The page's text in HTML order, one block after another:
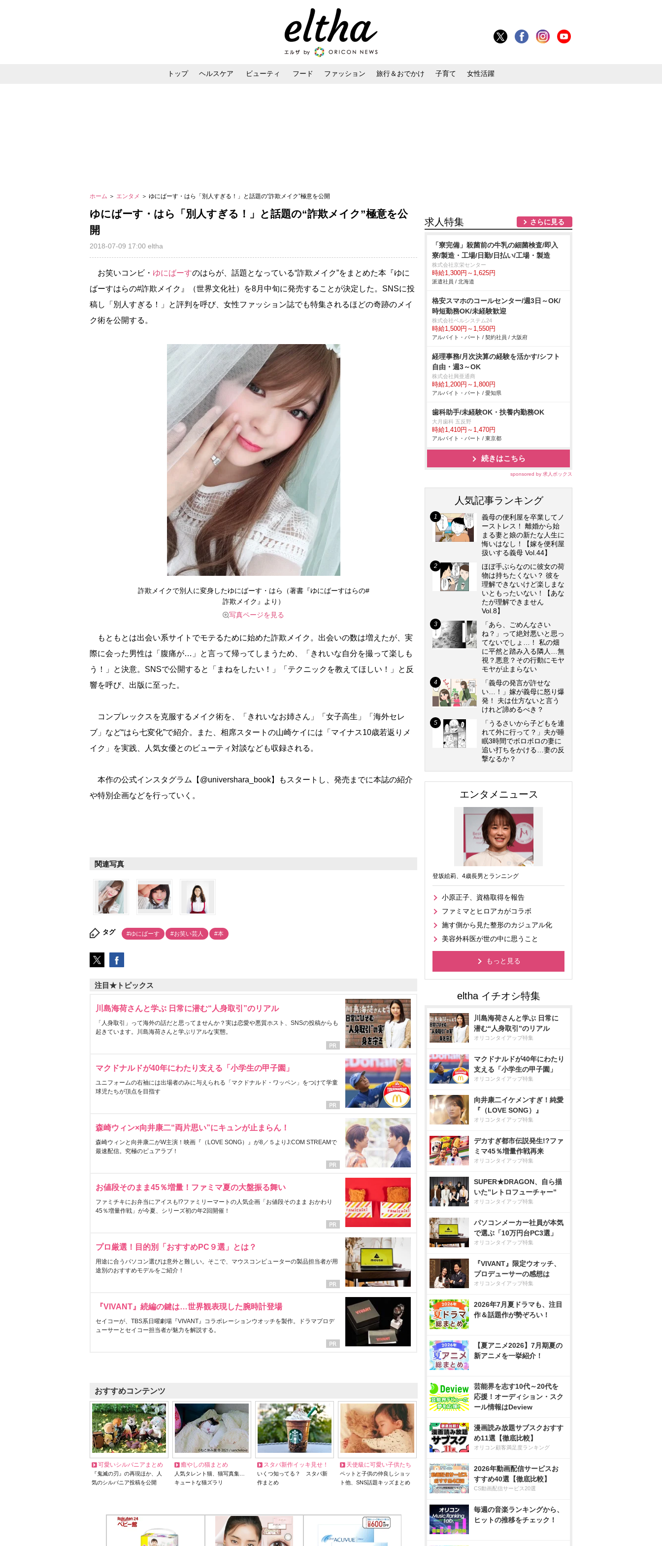
トップ ヘルスケア ビューティ フード ファッション 旅行＆おでかけ 子育て 女性活躍
ホーム ＞ エンタメ ＞ ゆにばーす・はら「別人すぎる！」と話題の“詐欺メイク”極意を公開
ゆにばーす・はら「別人すぎる！」と話題の“詐欺メイク”極意を公
開
2018-07-09 17:00 eltha
お笑いコンビ・ ゆにばーすのはらが、話題となっている“詐欺メイク”をまとめた本『ゆに
ばーすはらの#詐欺メイク』（世界文化社）を8月中旬に発売することが決定した。SNSに投
稿し「別人すぎる！」と評判を呼び、女性ファッション誌でも特集されるほどの奇跡のメイ
ク術を公開する。
詐欺メイクで別人に変身したゆにばーす・はら（著書『ゆにばーすはらの#
詐欺メイク』より）
写真ページを見る
もともとは出会い系サイトでモテるために始めた詐欺メイク。出会いの数は増えたが、実
際に会った男性は「腹痛が…」と言って帰ってしまうため、「きれいな自分を撮って楽しも
う！」と決意。SNSで公開すると「まねをしたい！」「テクニックを教えてほしい！」と反
響を呼び、出版に至った。
コンプレックスを克服するメイク術を、「きれいなお姉さん」「女子高生」「海外セレ
ブ」など“はら七変化”で紹介。また、相席スタートの山崎ケイには「マイナス10歳若返りメ
イク」を実践、人気女優とのビューティ対談なども収録される。
本作の公式インスタグラム【@univershara_book】もスタートし、発売までに本誌の紹介
特別企画などを行っていく。
関連写真
タグ #ゆにばーす #お笑い芸人 #本
注目★トピックス
川島海荷さんと学ぶ 日常に潜む“人身取引”のリアル
「人身取引」って海外の話だと思ってませんか？実は恋愛や悪質ホスト、SNSの投稿からも
起きています。川島海荷さんと学ぶリアルな実態。
マクドナルドが40年にわたり支える「小学生の甲子園」
ユニフォームの右袖には出場者のみに与えられる「マクドナルド・ワッペン」をつけて学童
球児たちが頂点を目指す
森崎ウィン×向井康二“両片思い”にキュンが止まらん！
森崎ウィンと向井康二がW主演！映画『（LOVE SONG）』が8／５よりJ:COM STREAMで
最速配信。究極のピュアラブ！
お値段そのまま45％増量！ファミマ夏の大盤振る舞い
ファミチキにお弁当にアイスも!?ファミリーマートの人気企画「お値段そのまま おかわり
45％増量作戦」が今夏、シリーズ初の年2回開催！
プロ厳選！目的別「おすすめPC９選」とは？
用途に合うパソコン選びは意外と難しい。そこで、マウスコンピューターの製品担当者が用
途別のおすすめモデルをご紹介！
『VIVANT』続編の鍵は…世界観表現した腕時計登場
セイコーが、TBS系日曜劇場『VIVANT』コラボレーションウオッチを製作。ドラマプロデ
ューサーとセイコー担当者が魅力を解説する。
おすすめコンテンツ
可愛いシルバニアまとめ
『鬼滅の刃』の再現ほか、人
気のシルバニア投稿を公開
癒やしの猫まとめ
人気タレント猫、猫写真集…
キュートな猫ズラリ
スタバ新作イッキ見せ！
いくつ知ってる？ スタバ新
作まとめ
天使級に可愛い子供たち
ペットと子供の仲良しショッ
ト他、SNS話題キッズまとめ
求人特集 さらに見る
「寮完備」殺菌前の牛乳の細菌検査/即入
寮/製造・工場/日勤/日払い/工場・製造
株式会社京栄センター
時給1,300円～1,625円
派遣社員 / 北海道
格安スマホのコールセンター/週3日～OK/
時短勤務OK/未経験歓迎
株式会社ベルシステム24
時給1,500円～1,550円
アルバイト・パート / 契約社員 / 大阪府
経理事務/月次決算の経験を活かす/シフト
自由・週3～OK
株式会社興亜通商
時給1,200円～1,800円
アルバイト・パート / 愛知県
歯科助手/未経験OK・扶養内勤務OK
大月歯科 五反野
時給1,410円～1,470円
アルバイト・パート / 東京都
続きはこちら
sponsored by 求人ボックス
人気記事ランキング
義母の便利屋を卒業してノ
ーストレス！ 離婚から始
まる妻と娘の新たな人生に
悔いはなし！【嫁を便利屋
扱いする義母 Vol.44】
ほぼ手ぶらなのに彼女の荷
物は持ちたくない？ 彼を
理解できないけど楽しまな
いともったいない！【あな
たが理解できません
Vol.8】
「あら、ごめんなさい
ね？」って絶対悪いと思っ
てないでしょ…！ 私の畑
に平然と踏み入る隣人…無
視？悪意？その行動にモヤ
モヤが止まらない
「義母の発言が許せな
い…！」嫁が義母に怒り爆
発！ 夫は仕方ないと言う
けれど諦めるべき？
「うるさいから子どもを連
れて外に行って？」夫が睡
眠3時間でボロボロの妻に
追い打ちをかける…妻の反
撃なるか？
エンタメニュース
登坂絵莉、4歳長男とランニング
小原正子、資格取得を報告
ファミマとヒロアカがコラボ
施す側から見た整形のカジュアル化
美容外科医が世の中に思うこと
もっと見る
川島海荷さんと学ぶ 日常に
潜む“人身取引”のリアル
オリコンタイアップ特集
マクドナルドが40年にわたり
支える「小学生の甲子園」
オリコンタイアップ特集
向井康二イケメンすぎ！純愛
『（LOVE SONG）』
オリコンタイアップ特集
デカすぎ都市伝説発生!?ファ
ミマ45％増量作戦再来
オリコンタイアップ特集
SUPER★DRAGON、自ら描
いた”レトロフューチャー”
オリコンタイアップ特集
パソコンメーカー社員が本気
で選ぶ「10万円台PC3選」
オリコンタイアップ特集
『VIVANT』限定ウオッチ、
プロデューサーの感想は
オリコンタイアップ特集
2026年7月夏ドラマも、注目
作＆話題作が勢ぞろい！
【夏アニメ2026】7月期夏の
新アニメを一挙紹介！
芸能界を志す10代～20代を
応援！オーディション・スク
ール情報はDeview
漫画読み放題サブスクおすす
め11選【徹底比較】
オリコン顧客満足度ランキング
2026年動画配信サービスお
すすめ40選【徹底比較】
CS動画配信サービス20選
毎週の音楽ランキングから、
ヒットの推移をチェック！